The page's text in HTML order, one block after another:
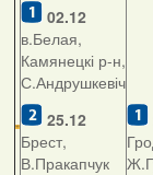
02.12
в.Белая,
Камянецкі р-н,
С.Андрушкевіч
25.12
Брест,
В.Пракапчук